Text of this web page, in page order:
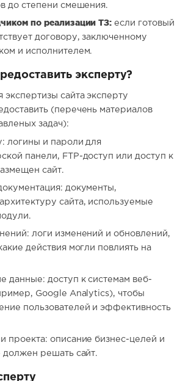
до степени смешения.
по реализации ТЗ: если готовый
договору, заключенному
и исполнителем.
эксперту?
экспертизы сайта эксперту
(перечень материалов
задач):
логины и пароли для
панели, FTP-доступ или доступ к
сайт.
документы,
сайта, используемые
логи изменений и обновлений,
действия могли повлиять на
данные: доступ к системам веб-
Google Analytics), чтобы
пользователей и эффективность
проекта: описание бизнес-целей и
должен решать сайт.